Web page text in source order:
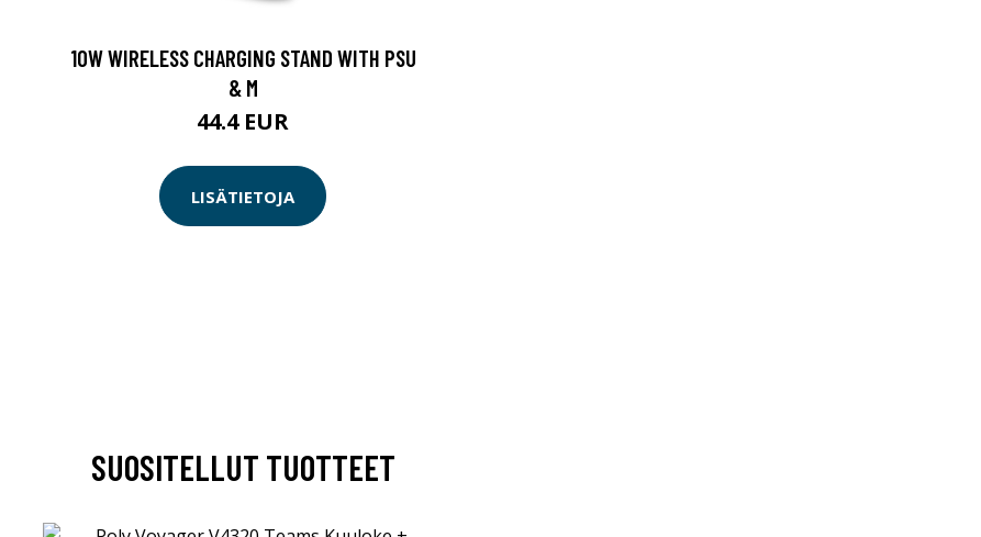
10W WIRELESS CHARGING STAND WITH PSU
& M
44.4 EUR
LISÄTIETOJA
SUOSITELLUT TUOTTEET